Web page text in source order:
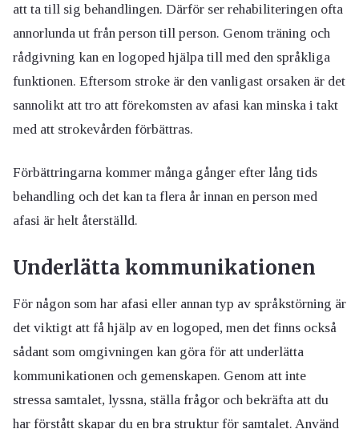
att ta till sig behandlingen. Därför ser rehabiliteringen ofta
annorlunda ut från person till person. Genom träning och
rådgivning kan en logoped hjälpa till med den språkliga
funktionen. Eftersom stroke är den vanligast orsaken är det
sannolikt att tro att förekomsten av afasi kan minska i takt
med att strokevården förbättras.
Förbättringarna kommer många gånger efter lång tids
behandling och det kan ta flera år innan en person med
afasi är helt återställd.
Underlätta kommunikationen
För någon som har afasi eller annan typ av språkstörning är
det viktigt att få hjälp av en logoped, men det finns också
sådant som omgivningen kan göra för att underlätta
kommunikationen och gemenskapen. Genom att inte
stressa samtalet, lyssna, ställa frågor och bekräfta att du
har förstått skapar du en bra struktur för samtalet. Använd